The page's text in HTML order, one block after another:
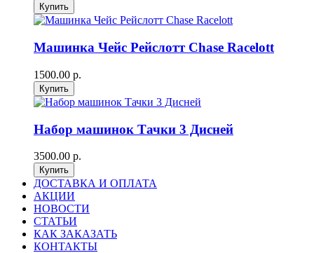
Машинка Чейс Рейслотт Chase Racelott
1500.00 р.
Набор машинок Тачки 3 Дисней
3500.00 р.
ДОСТАВКА И ОПЛАТА
АКЦИИ
НОВОСТИ
СТАТЬИ
КАК ЗАКАЗАТЬ
КОНТАКТЫ